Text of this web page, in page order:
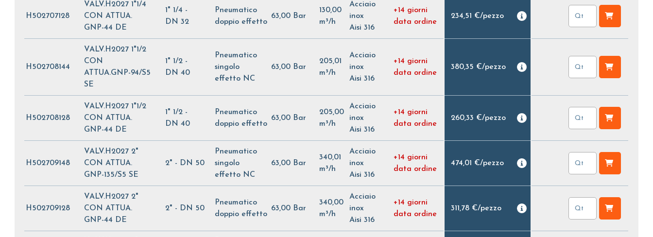
H502707128
VALV.H2027 1"1/4
CON ATTUA.
GNP-44 DE
1" 1/4 -
DN 32
Pneumatico
doppio effetto
63,00 Bar
130,00
m³/h
Acciaio
inox
Aisi 316
+14 giorni
data ordine
234,51 €/pezzo
H502708144
VALV.H2027 1"1/2
CON
ATTUA.GNP-94/S5
SE
1" 1/2 -
DN 40
Pneumatico
singolo
effetto NC
63,00 Bar
205,01
m³/h
Acciaio
inox
Aisi 316
+14 giorni
data ordine
380,35 €/pezzo
H502708128
VALV.H2027 1"1/2
CON ATTUA.
GNP-44 DE
1" 1/2 -
DN 40
Pneumatico
doppio effetto
63,00 Bar
205,00
m³/h
Acciaio
inox
Aisi 316
+14 giorni
data ordine
260,33 €/pezzo
H502709148
VALV.H2027 2"
CON ATTUA.
GNP-135/S5 SE
2" - DN 50
Pneumatico
singolo
effetto NC
63,00 Bar
340,01
m³/h
Acciaio
inox
Aisi 316
+14 giorni
data ordine
474,01 €/pezzo
H502709128
VALV.H2027 2"
CON ATTUA.
GNP-44 DE
2" - DN 50
Pneumatico
doppio effetto
63,00 Bar
340,00
m³/h
Acciaio
inox
Aisi 316
+14 giorni
data ordine
311,78 €/pezzo